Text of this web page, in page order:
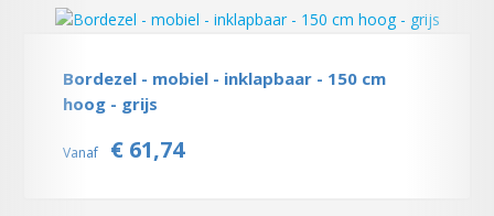
Bordezel - mobiel - inklapbaar - 150 cm
hoog - grijs
Vanaf € 61,74